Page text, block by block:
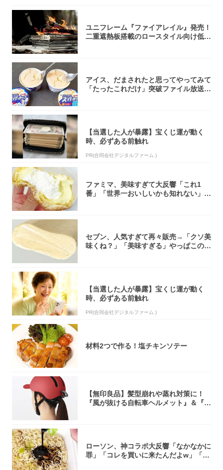
ユニフレーム『ファイアレイル』発売！
二重遮熱板搭載のロースタイル向け低型
アイス、だまされたと思ってやってみて
「たったこれだけ」突破ファイル放送で
【当選した人が暴露】宝くじ運が動く
時、必ずある前触れ
PR(合同会社デジタルファーム )
ファミマ、美味すぎて大反響「これ1
番」「世界一おいしいかも知れない」
セブン、人気すぎて再々販売→「クソ美
味くね？」「美味すぎる」やっぱこのク
【当選した人が暴露】宝くじ運が動く
時、必ずある前触れ
PR(合同会社デジタルファーム )
材料2つで作る！塩チキンソテー
【無印良品】髪型崩れや蒸れ対策に！
『風が抜ける自転車ヘルメット』＆『2
ローソン、神コラボ大反響「なかなかに
罪」「コレを買いに来たんだよw」「３